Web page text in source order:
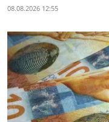
08.08.2026 12:55